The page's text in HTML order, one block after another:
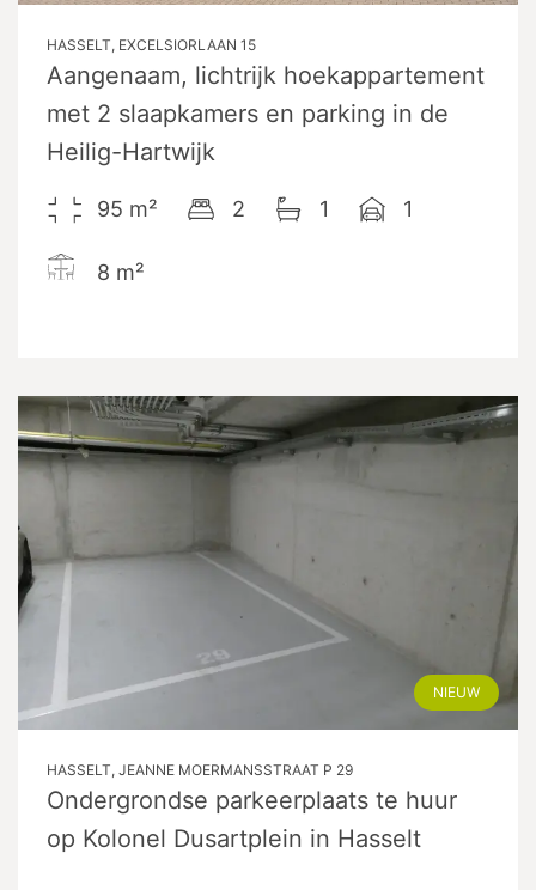
HASSELT, EXCELSIORLAAN 15
Aangenaam, lichtrijk hoekappartement
met 2 slaapkamers en parking in de
Heilig-Hartwijk
95 m² 2 1 1
8 m²
NIEUW
HASSELT, JEANNE MOERMANSSTRAAT P 29
Ondergrondse parkeerplaats te huur
op Kolonel Dusartplein in Hasselt